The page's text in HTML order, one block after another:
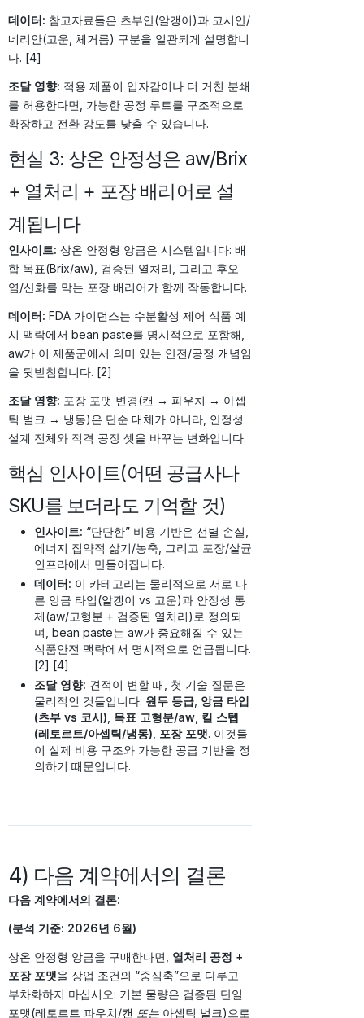
데이터: 참고자료들은 츠부안(알갱이)과 코시안/
네리안(고운, 체거름) 구분을 일관되게 설명합니
다. [4]
조달 영향: 적용 제품이 입자감이나 더 거친 분쇄
를 허용한다면, 가능한 공정 루트를 구조적으로
확장하고 전환 강도를 낮출 수 있습니다.
현실 3: 상온 안정성은 aw/Brix
+ 열처리 + 포장 배리어로 설
계됩니다
인사이트: 상온 안정형 앙금은 시스템입니다: 배
합 목표(Brix/aw), 검증된 열처리, 그리고 후오
염/산화를 막는 포장 배리어가 함께 작동합니다.
데이터: FDA 가이던스는 수분활성 제어 식품 예
시 맥락에서 bean paste를 명시적으로 포함해,
aw가 이 제품군에서 의미 있는 안전/공정 개념임
을 뒷받침합니다. [2]
조달 영향: 포장 포맷 변경(캔 → 파우치 → 아셉
틱 벌크 → 냉동)은 단순 대체가 아니라, 안정성
설계 전체와 적격 공장 셋을 바꾸는 변화입니다.
핵심 인사이트(어떤 공급사나
SKU를 보더라도 기억할 것)
인사이트: “단단한” 비용 기반은 선별 손실,
에너지 집약적 삶기/농축, 그리고 포장/살균
인프라에서 만들어집니다.
데이터: 이 카테고리는 물리적으로 서로 다
른 앙금 타입(알갱이 vs 고운)과 안정성 통
제(aw/고형분 + 검증된 열처리)로 정의되
며, bean paste는 aw가 중요해질 수 있는
식품안전 맥락에서 명시적으로 언급됩니다.
[2] [4]
조달 영향: 견적이 변할 때, 첫 기술 질문은
물리적인 것들입니다: 원두 등급, 앙금 타입
(츠부 vs 코시), 목표 고형분/aw, 킬 스텝
(레토르트/아셉틱/냉동), 포장 포맷. 이것들
이 실제 비용 구조와 가능한 공급 기반을 정
의하기 때문입니다.
4) 다음 계약에서의 결론
다음 계약에서의 결론:
(분석 기준: 2026년 6월)
상온 안정형 앙금을 구매한다면, 열처리 공정 +
포장 포맷을 상업 조건의 “중심축”으로 다루고
부차화하지 마십시오: 기본 물량은 검증된 단일
포맷(레토르트 파우치/캔 또는 아셉틱 벌크)으로